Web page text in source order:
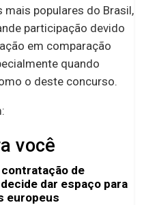
populares do Brasil,
participação devido
em comparação
quando
o deste concurso.
você
de
dar espaço para
europeus